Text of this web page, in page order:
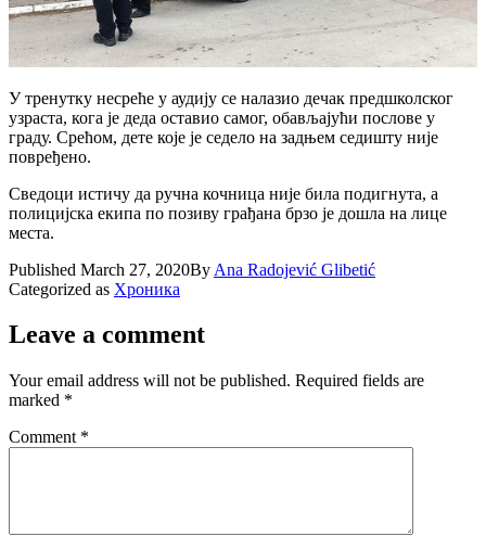
У тренутку несреће у аудију се налазио дечак предшколског
узраста, кога је деда оставио самог, обављајући послове у
граду. Срећом, дете које је седело на задњем седишту није
повређено.
Сведоци истичу да ручна кочница није била подигнута, а
полицијска екипа по позиву грађана брзо је дошла на лице
места.
Published March 27, 2020By Ana Radojević Glibetić
Categorized as Хроника
Leave a comment
Your email address will not be published. Required fields are
marked *
Comment *